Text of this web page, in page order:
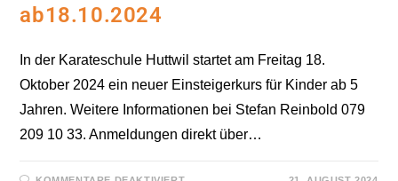
ab18.10.2024
In der Karateschule Huttwil startet am Freitag 18.
Oktober 2024 ein neuer Einsteigerkurs für Kinder ab 5
Jahren. Weitere Informationen bei Stefan Reinbold 079
209 10 33. Anmeldungen direkt über…